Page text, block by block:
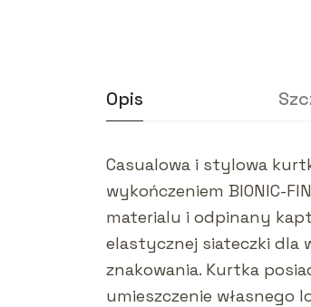
Opis
Casualowa i stylowa
wykończeniem BIONIC-
materialu i odpinany
elastycznej siateczki dla
znakowania. Kurtka
umieszczenie własnego